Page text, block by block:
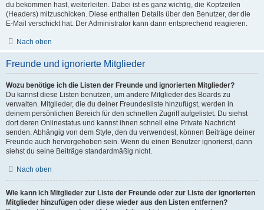
du bekommen hast, weiterleiten. Dabei ist es ganz wichtig, die Kopfzeilen
(Headers) mitzuschicken. Diese enthalten Details über den Benutzer, der die
E-Mail verschickt hat. Der Administrator kann dann entsprechend reagieren.
Nach oben
Freunde und ignorierte Mitglieder
Wozu benötige ich die Listen der Freunde und ignorierten Mitglieder?
Du kannst diese Listen benutzen, um andere Mitglieder des Boards zu
verwalten. Mitglieder, die du deiner Freundesliste hinzufügst, werden in
deinem persönlichen Bereich für den schnellen Zugriff aufgelistet. Du siehst
dort deren Onlinestatus und kannst ihnen schnell eine Private Nachricht
senden. Abhängig von dem Style, den du verwendest, können Beiträge deiner
Freunde auch hervorgehoben sein. Wenn du einen Benutzer ignorierst, dann
siehst du seine Beiträge standardmäßig nicht.
Nach oben
Wie kann ich Mitglieder zur Liste der Freunde oder zur Liste der ignorierten
Mitglieder hinzufügen oder diese wieder aus den Listen entfernen?